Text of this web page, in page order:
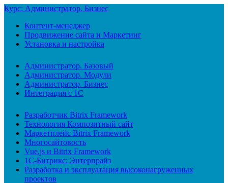
Курс: Администратор. Бизнес
Контент-менеджер
Продвижение сайта и Маркетинг
Установка и настройка
Администратор. Базовый
Администратор. Модули
Администратор. Бизнес
Интеграция с 1С
Разработчик Bitrix Framework
Технология Композитный сайт
Маркетплейс Bitrix Framework
Многосайтовость
Vue.js и Bitrix Framework
1С-Битрикс: Энтерпрайз
Разработка и эксплуатация высоконагруженных
проектов